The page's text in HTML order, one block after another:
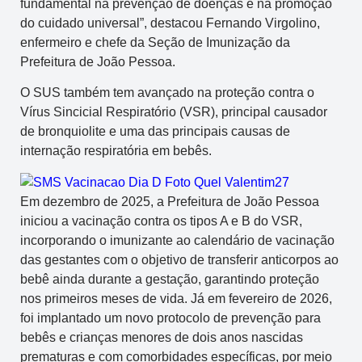
fundamental na prevenção de doenças e na promoção
do cuidado universal”, destacou Fernando Virgolino,
enfermeiro e chefe da Seção de Imunização da
Prefeitura de João Pessoa.
O SUS também tem avançado na proteção contra o
Vírus Sincicial Respiratório (VSR), principal causador
de bronquiolite e uma das principais causas de
internação respiratória em bebês.
Em dezembro de 2025, a Prefeitura de João Pessoa
iniciou a vacinação contra os tipos A e B do VSR,
incorporando o imunizante ao calendário de vacinação
das gestantes com o objetivo de transferir anticorpos ao
bebê ainda durante a gestação, garantindo proteção
nos primeiros meses de vida. Já em fevereiro de 2026,
foi implantado um novo protocolo de prevenção para
bebês e crianças menores de dois anos nascidas
prematuras e com comorbidades específicas, por meio